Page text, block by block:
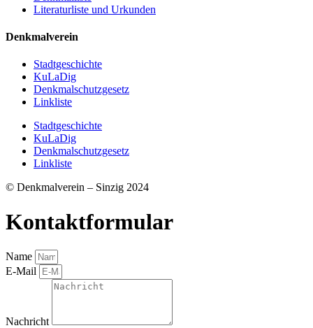
Literaturliste und Urkunden
Denkmalverein
Stadtgeschichte
KuLaDig
Denkmalschutzgesetz
Linkliste
Stadtgeschichte
KuLaDig
Denkmalschutzgesetz
Linkliste
© Denkmalverein – Sinzig 2024
Kontaktformular
Name
E-Mail
Nachricht